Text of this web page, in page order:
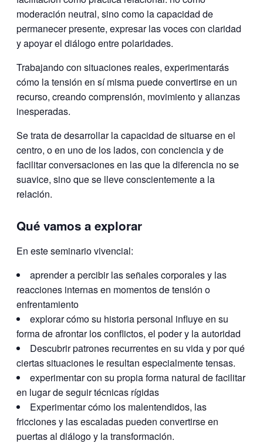
moderación neutral, sino como la capacidad de
permanecer presente, expresar las voces con claridad
y apoyar el diálogo entre polaridades.
Trabajando con situaciones reales, experimentarás
cómo la tensión en sí misma puede convertirse en un
recurso, creando comprensión, movimiento y alianzas
inesperadas.
Se trata de desarrollar la capacidad de situarse en el
centro, o en uno de los lados, con conciencia y de
facilitar conversaciones en las que la diferencia no se
suavice, sino que se lleve conscientemente a la
relación.
Qué vamos a explorar
En este seminario vivencial:
aprender a percibir las señales corporales y las
reacciones internas en momentos de tensión o
enfrentamiento
explorar cómo su historia personal influye en su
forma de afrontar los conflictos, el poder y la autoridad
Descubrir patrones recurrentes en su vida y por qué
ciertas situaciones le resultan especialmente tensas.
experimentar con su propia forma natural de facilitar
en lugar de seguir técnicas rígidas
Experimentar cómo los malentendidos, las
fricciones y las escaladas pueden convertirse en
puertas al diálogo y la transformación.